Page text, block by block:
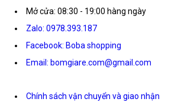
Mở cửa: 08:30 - 19:00 hàng ngày
Zalo: 0978.393.187
Facebook: Boba shopping
Email: bomgiare.com@gmail.com
Chính sách vận chuyển và giao nhận